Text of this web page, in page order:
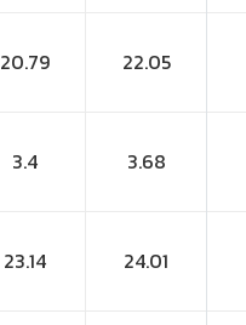
20.79 22.05
3.4 3.68
23.14 24.01